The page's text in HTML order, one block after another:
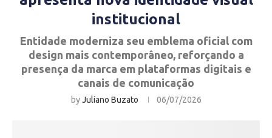
institucional
Entidade moderniza seu emblema oficial com
design mais contemporâneo, reforçando a
presença da marca em plataformas digitais e
canais de comunicação
byJuliano Buzato 06/07/2026